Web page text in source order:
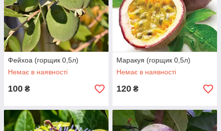
Фейхоа (горщик 0,5л)
Немає в наявності
100 ₴
Маракуя (горщик 0,5л)
Немає в наявності
120 ₴